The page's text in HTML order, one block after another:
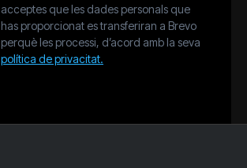
acceptes que les dades personals que
has proporcionat es transferiran a Brevo
perquè les processi, d’acord amb la seva
política de privacitat.